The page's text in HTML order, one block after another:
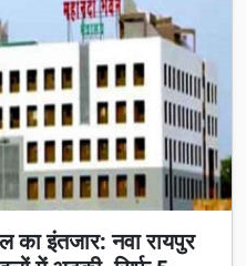
इंतजार: नवा रायपुर